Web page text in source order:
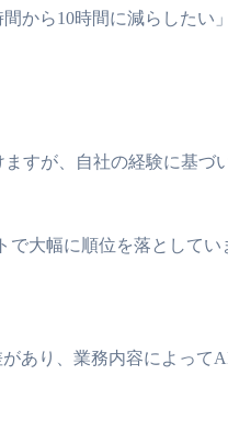
から10時間に減らしたい
すが、自社の経験に基づ
大幅に順位を落としてい
あり、業務内容によって